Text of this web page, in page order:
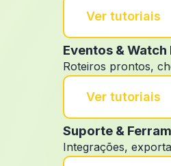
Ver tutoriais
Eventos &
Roteiros prontos,
Ver tutoriais
Suporte &
Integrações,